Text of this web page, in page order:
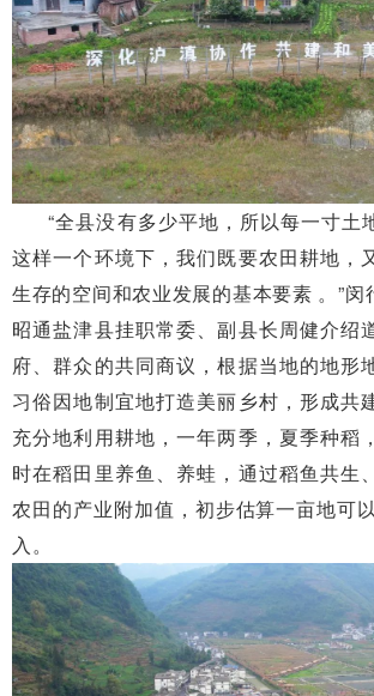
“全县没有多少平地，所以每一寸土
这样一个环境下，我们既要农田耕地，
生存的空间和农业发展的基本要素 。”
昭通盐津县挂职常委、副县长周健介绍
府、群众的共同商议，根据当地的地形
习俗因地制宜地打造美丽乡村，形成共
充分地利用耕地，一年两季，夏季种稻
时在稻田里养鱼、养蛙，通过稻鱼共生
农田的产业附加值，初步估算一亩地可
入。